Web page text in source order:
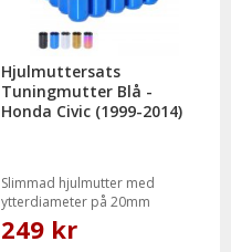
Hjulmuttersats
Tuningmutter Blå -
Honda Civic (1999-2014)
Slimmad hjulmutter med
ytterdiameter på 20mm
249 kr